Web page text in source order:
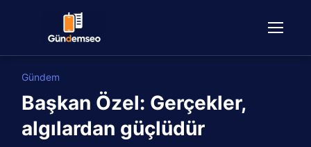
Gündem
Başkan Özel: Gerçekler,
algılardan güçlüdür